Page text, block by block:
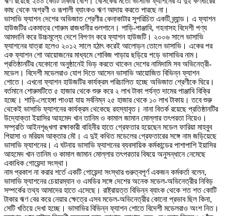
কাছ থেকে অগ্রণী ও রূপালী ব্যাংকও ঋণ আদায় করতে পারছে না।
ভাসাভি ফ্যাশন দেশের অভিজাত শ্রেণীর কেনাকাটার সুপরিচিত একটি ব্র্যান্ড। এ ফ্যাশন
হাউজটির একমাত্র শোরুম রাজধানীর গুলশানে। শাড়ি-পাঞ্জাবি, গহনাসহ বিদেশী পণ্য
আমদানি করে উচ্চমূল্যে দেশে বিপণন করে ফ্যাশন হাউজটি। ২০০৬ সালে ভাসাভি
ফ্যাশনের যাত্রা হলেও ২০১২ সালে হঠাৎ করেই আলোড়ন তোলে ভাসাভি। একের পর
এক ফ্যাশন শো আয়োজনের মাধ্যমে শোবিজ পাড়ায় ছড়িয়ে পড়ে ভাসাভির নাম।
প্রতিষ্ঠানটির যেকোনো অনুষ্ঠানেই ভিড় করতে থাকেন দেশের নামিদামি সব অভিনেত্রী-
মডেল। বিদেশী মডেলরাও যোগ দিতে আসেন ভাসাভি আয়োজিত বিভিন্ন ফ্যাশন
শোতে। এখনো ফ্যাশন হাউজটির কার্যক্রম পরিচালিত হচ্ছে অভিজাত শ্রেণীকে ঘিরে।
বর্তমানে শোরুমটিতে ৫ হাজার থেকে শুরু করে ২ লাখ টাকা পর্যন্ত দামের পাঞ্জাবি বিক্রি
হচ্ছে। শাড়ি-লেহেঙ্গা পাওয়া যায় সর্বনিম্ন ২৫ হাজার থেকে ১০ লাখ টাকায়। তবে শুরু
থেকেই ভাসাভি ফ্যাশনের কার্যক্রম থেকেছে রহস্যাবৃত। নানা বিতর্ক রয়েছে প্রতিষ্ঠানটির
উদ্যোক্তা ইয়াসির আহমেদ খান তানিম ও কামাল জামান মোল্লার তৎপরতা নিয়েও।
সম্প্রতি আইনশৃঙ্খলা রক্ষাকারী বাহিনীর হাতে গ্রেফতার হয়েছেন মডেল ফারিয়া মাহবুব
পিয়াসা ও মরিয়ম আক্তার মৌ। এ দুই কথিত মডেলের গ্রেফতারের সঙ্গে নাম জড়িয়েছে
ভাসাভি ফ্যাশনের। এ ঘটনায় ভাসাভি ফ্যাশনের ব্যবসায়িক কর্মকান্ডের পাশাপাশি ইয়াসির
আহমেদ খান তানিম ও কামাল জামান মোল্লার তৎপরতার বিষয়ে অনুসন্ধানে নেমেছে
একাধিক গোয়েন্দা সংস্থা।
নাম প্রকাশ না করার শর্তে একটি গোয়েন্দা সংস্থার গুরুত্বপূর্ণ একজন কর্মকর্তা বলেন,
ভাসাভি ফ্যাশনের চেয়ারম্যান ও এমডির সঙ্গে দেশের অনেক মডেল-অভিনেত্রীর নিবিড়
সম্পর্কের তথ্য আমাদের হাতে এসেছে। রাষ্ট্রায়ত্ত বিভিন্ন ব্যাংক থেকে শত শত কোটি
টাকার ঋণ বের করে নেয়ার ক্ষেত্রে এসব মডেল-অভিনেত্রীর কোনো প্রভাব ছিল কিনা,
সেটি খতিয়ে দেখা হচ্ছে। ভাসাভির বিভিন্ন ফ্যাশন শোতে বিদেশী মডেলরাও অংশ নিত।